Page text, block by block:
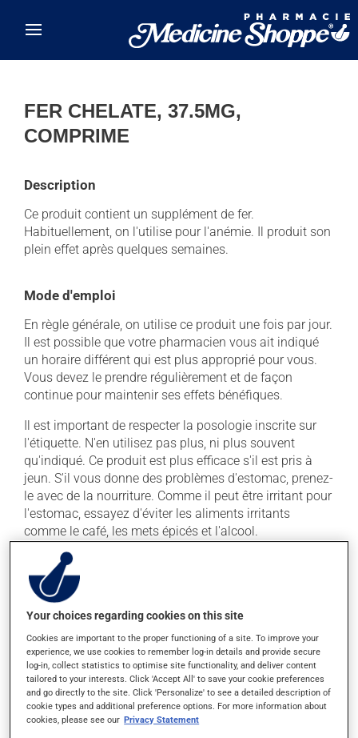
FER CHELATE, 37.5MG,
COMPRIME
Description
Ce produit contient un supplément de fer.
Habituellement, on l'utilise pour l'anémie. Il produit son
plein effet après quelques semaines.
Mode d'emploi
En règle générale, on utilise ce produit une fois par jour.
Il est possible que votre pharmacien vous ait indiqué
un horaire différent qui est plus approprié pour vous.
Vous devez le prendre régulièrement et de façon
continue pour maintenir ses effets bénéfiques.
Il est important de respecter la posologie inscrite sur
l'étiquette. N'en utilisez pas plus, ni plus souvent
qu'indiqué. Ce produit est plus efficace s'il est pris à
jeun. S'il vous donne des problèmes d'estomac, prenez-
le avec de la nourriture. Comme il peut être irritant pour
l'estomac, essayez d'éviter les aliments irritants
comme le café, les mets épicés et l'alcool.
Pour assurer son efficacité, ne le prenez pas en même
temps qu'un antiacide.
Effets indésirables
En plus de ses effets recherchés, ce produit peut à
l'occasion entraîner certains effets indésirables (effets
secondaires), notamment :
il peut causer de la constipation - pour la prévenir,
Your choices regarding cookies on this site
Cookies are important to the proper functioning of a site. To improve your
experience, we use cookies to remember log-in details and provide secure
log-in, collect statistics to optimise site functionality, and deliver content
tailored to your interests. Click 'Accept All' to save your cookie preferences
and go directly to the site. Click 'Personalize' to see a detailed description of
cookie types and additional preference options. For more information about
cookies, please see our Privacy Statement